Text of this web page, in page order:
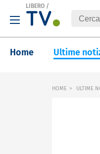
LIBERO /
Home Ultime
HOME ULTIME